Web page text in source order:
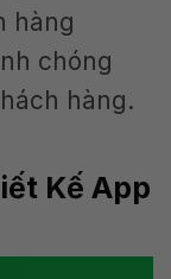
hàng
chóng
hàng.
Kế App